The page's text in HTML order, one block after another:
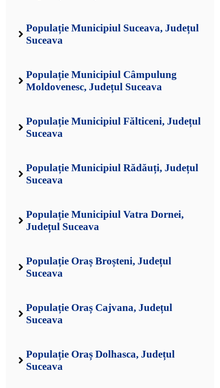
Populație Municipiul Suceava, Județul
Suceava
Populație Municipiul Câmpulung
Moldovenesc, Județul Suceava
Populație Municipiul Fălticeni, Județul
Suceava
Populație Municipiul Rădăuți, Județul
Suceava
Populație Municipiul Vatra Dornei,
Județul Suceava
Populație Oraș Broșteni, Județul
Suceava
Populație Oraș Cajvana, Județul
Suceava
Populație Oraș Dolhasca, Județul
Suceava